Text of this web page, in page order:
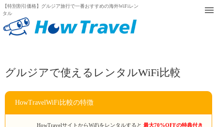
【特別割引価格】グルジア旅行で一番おすすめの海外WiFiレン
タル
グルジアで使えるレンタルWiFi比較
HowTravelWiFi比較の特徴
HowTravelサイトからWiFiをレンタルすると 最大70%OFFの特典付き